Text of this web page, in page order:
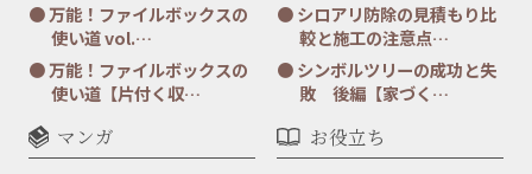
万能！ファイルボックスの
使い道 vol.…
万能！ファイルボックスの
使い道【片付く収…
シロアリ防除の見積もり比
較と施工の注意点…
シンボルツリーの成功と失
敗 後編【家づく…
マンガ お役立ち